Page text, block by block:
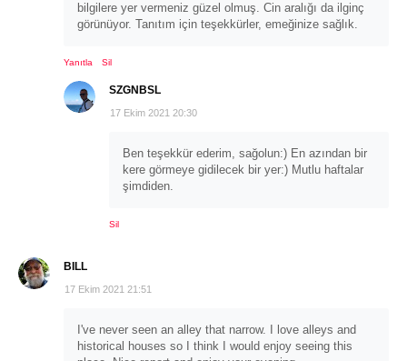
bilgilere yer vermeniz güzel olmuş. Cin aralığı da ilginç
görünüyor. Tanıtım için teşekkürler, emeğinize sağlık.
Yanıtla Sil
SZGNBSL
17 Ekim 2021 20:30
Ben teşekkür ederim, sağolun:) En azından bir
kere görmeye gidilecek bir yer:) Mutlu haftalar
şimdiden.
Sil
BILL
17 Ekim 2021 21:51
I've never seen an alley that narrow. I love alleys and
historical houses so I think I would enjoy seeing this